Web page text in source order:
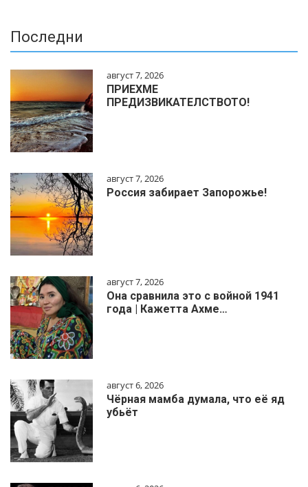
Последни
август 7, 2026
ПРИЕХМЕ
ПРЕДИЗВИКАТЕЛСТВОТО!
август 7, 2026
Россия забирает Запорожье!
август 7, 2026
Она сравнила это с войной 1941
года | Кажетта Ахме…
август 6, 2026
Чёрная мамба думала, что её яд
убьёт